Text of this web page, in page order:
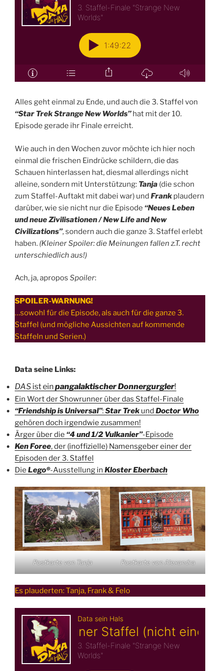
Alles geht einmal zu Ende, und auch die 3. Staffel von
“Star Trek Strange New Worlds”hat mit der 10.
Episode gerade ihr Finale erreicht.
Wie auch in den Wochen zuvor möchte ich hier noch
einmal die frischen Eindrücke schildern, die das
Schauen hinterlassen hat, diesmal allerdings nicht
alleine, sondern mit Unterstützung: Tanja (die schon
zum Staffel-Auftakt mit dabei war) und Frank plaudern
darüber, wie sie nicht nur die Episode “Neues Leben
und neue Zivilisationen / New Life and New
Civilizations”, sondern auch die ganze 3. Staffel erlebt
haben. (Kleiner Spoiler: die Meinungen fallen z.T. recht
unterschiedlich aus!)
Ach, ja, apropos Spoiler:
SPOILER-WARNUNG!
…sowohl für die Episode, als auch für die ganze 3.
Staffel (und mögliche Aussichten auf kommende
Staffeln und Serien.)
Data seine Links:
DAS ist einpangalaktischer Donnergurgler!
Ein Wort der Showrunner über das Staffel-Finale
“Friendship is Universal”:Star Trek und Doctor Who
gehören doch irgendwie zusammen!
Ärger über die “4 und 1/2 Vulkanier”-Episode
Ken Foree, der (inoffizielle) Namensgeber einer der
Episoden der 3. Staffel
Die Lego®-Ausstellung in Kloster Eberbach
Postkarte von Tanja Postkarte von Alexandra
Es plauderten: Tanja, Frank & Felo